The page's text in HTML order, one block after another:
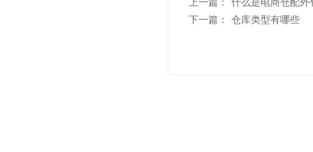
上一篇：
什么是电商仓配外
下一篇：
仓库类型有哪些